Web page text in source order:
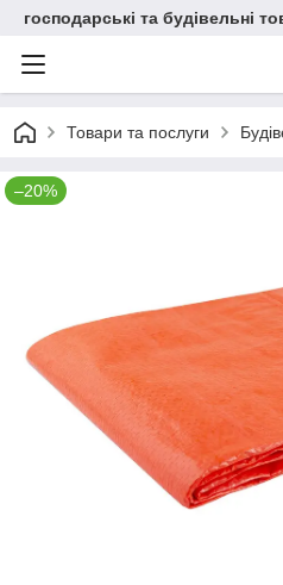
господарські та будівельні
Товари та послуги
–20%